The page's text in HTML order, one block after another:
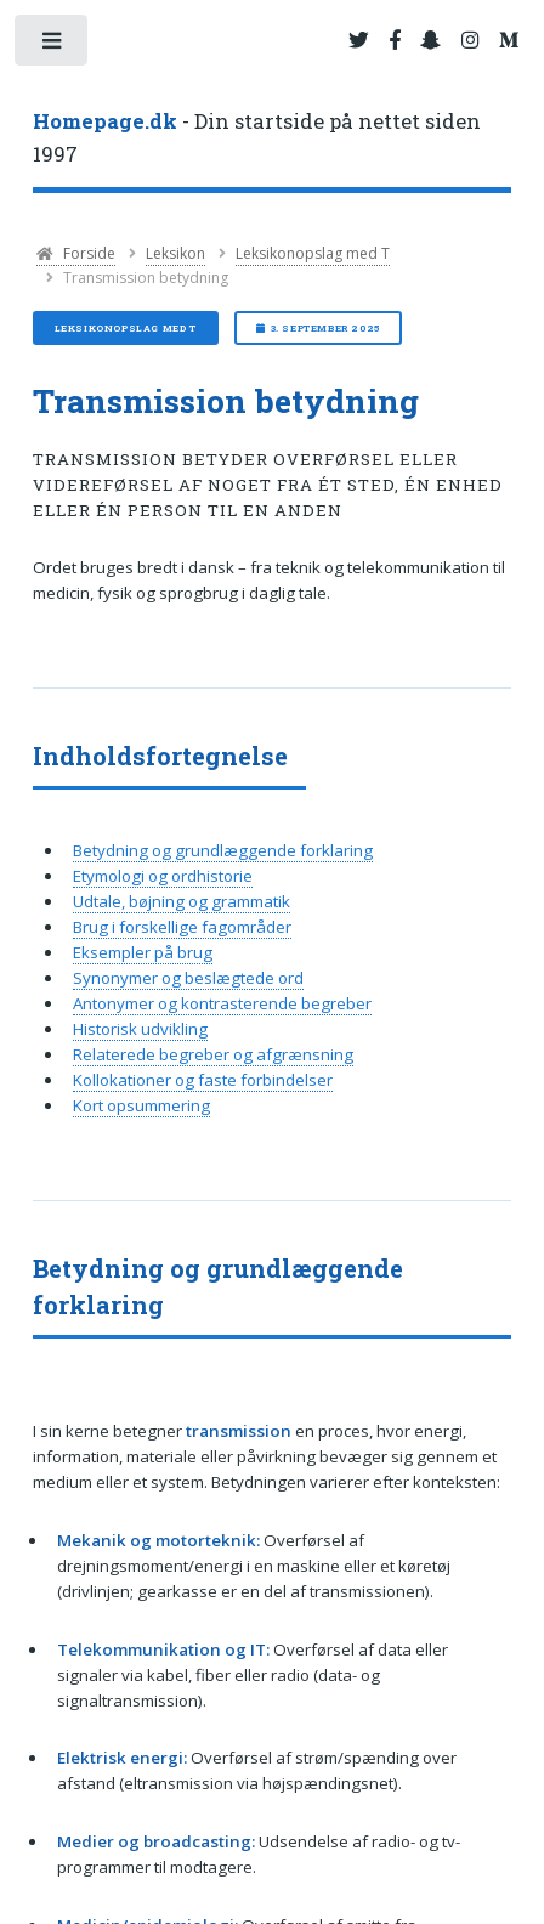
Homepage.dk - Din startside på nettet siden
1997
Forside Leksikon
Leksikonopslag med T
Transmission betydning
LEKSIKONOPSLAG MED T 3. SEPTEMBER 2025
Transmission betydning
TRANSMISSION BETYDER OVERFØRSEL ELLER
VIDEREFØRSEL AF NOGET FRA ÉT STED, ÉN ENHED
ELLER ÉN PERSON TIL EN ANDEN
Ordet bruges bredt i dansk – fra teknik og telekommunikation til
medicin, fysik og sprogbrug i daglig tale.
Betydning og grundlæggende
forklaring
I sin kerne betegnertransmission en proces, hvor energi,
information, materiale eller påvirkning bevæger sig gennem et
medium eller et system. Betydningen varierer efter konteksten:
Mekanik og motorteknik:Overførsel af
drejningsmoment/energi i en maskine eller et køretøj
(drivlinjen; gearkasse er en del af transmissionen).
Telekommunikation og IT:Overførsel af data eller
signaler via kabel, fiber eller radio (data- og
signaltransmission).
Elektrisk energi:Overførsel af strøm/spænding over
afstand (eltransmission via højspændingsnet).
Medier og broadcasting:Udsendelse af radio- og tv-
programmer til modtagere.
Indholdsfortegnelse
Betydning og grundlæggende forklaring
Etymologi og ordhistorie
Udtale, bøjning og grammatik
Brug i forskellige fagområder
Eksempler på brug
Synonymer og beslægtede ord
Antonymer og kontrasterende begreber
Historisk udvikling
Relaterede begreber og afgrænsning
Kollokationer og faste forbindelser
Kort opsummering